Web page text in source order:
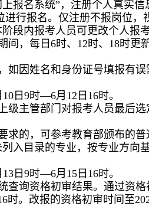
报名系统”，注册个人真实
进行报名。仅注册不报岗位
段内报考人员可更改个人报
间，每日6时、12时、18时
如因姓名和身份证号填报有
日9时—6月12日16时。
级主管部门对报考人员最后
求的，可参考教育部颁布的
入目录的专业，按专业方向
日9时—6月15日16时。
查询资格初审结果。通过资
时。改报的资格初审时间至